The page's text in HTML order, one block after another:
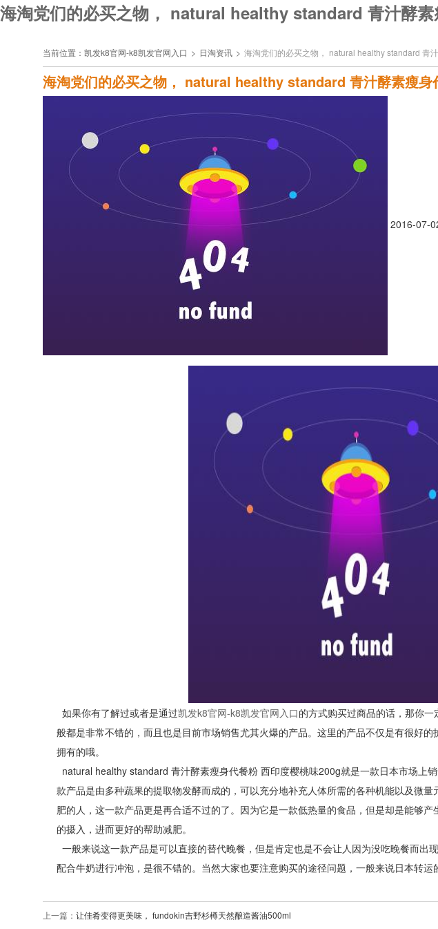
海淘党们的必买之物， natural healthy standard 青汁酵
当前位置： 凯发k8官网-k8凯发官网入口 > 日淘资讯 > 海淘党们的必买之物， natural healthy standard 青
海淘党们的必买之物， natural healthy standard 青汁酵素瘦身
2016-07-
如果你有了解过或者是通过凯发k8官网-k8凯发官网入口的方式购买过商品的话，那你
般都是非常不错的，而且也是目前市场销售尤其火爆的产品。这里的产品不仅是有很好
拥有的哦。
natural healthy standard 青汁酵素瘦身代餐粉 西印度樱桃味200g就是一款日本市场上
款产品是由多种蔬果的提取物发酵而成的，可以充分地补充人体所需的各种机能以及微
肥的人，这一款产品更是再合适不过的了。因为它是一款低热量的食品，但是却是能够
的摄入，进而更好的帮助减肥。
一般来说这一款产品是可以直接的替代晚餐，但是肯定也是不会让人因为没吃晚餐而出
配合牛奶进行冲泡，是很不错的。当然大家也要注意购买的途径问题，一般来说日本转运
上一篇： 让佳肴变得更美味， fundokin吉野杉樽天然酿造酱油500ml